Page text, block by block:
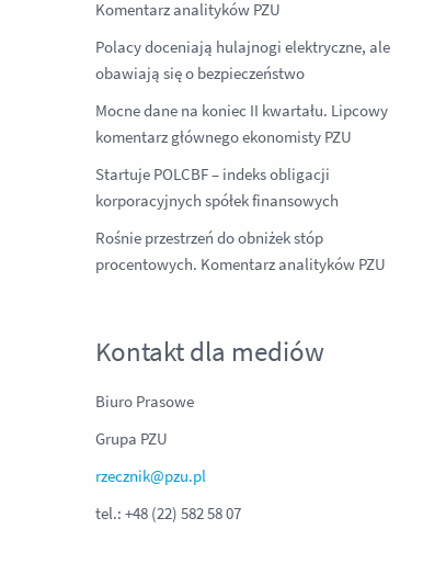
Komentarz analityków PZU
Polacy doceniają hulajnogi elektryczne, ale
obawiają się o bezpieczeństwo
Mocne dane na koniec II kwartału. Lipcowy
komentarz głównego ekonomisty PZU
Startuje POLCBF – indeks obligacji
korporacyjnych spółek finansowych
Rośnie przestrzeń do obniżek stóp
procentowych. Komentarz analityków PZU
Kontakt dla mediów
Biuro Prasowe
Grupa PZU
rzecznik@pzu.pl
tel.: +48 (22) 582 58 07